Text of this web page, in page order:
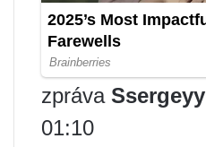
zpráva Ssergeyy
01:10